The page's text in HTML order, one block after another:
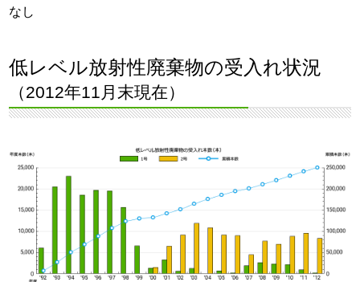
なし
低レベル放射性廃棄物の受入れ状況
（2012年11月末現在）